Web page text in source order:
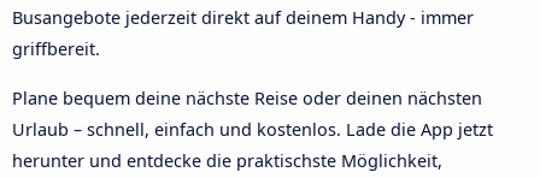
Busangebote jederzeit direkt auf deinem Handy - immer
griffbereit.
Plane bequem deine nächste Reise oder deinen nächsten
Urlaub – schnell, einfach und kostenlos. Lade die App jetzt
herunter und entdecke die praktischste Möglichkeit,